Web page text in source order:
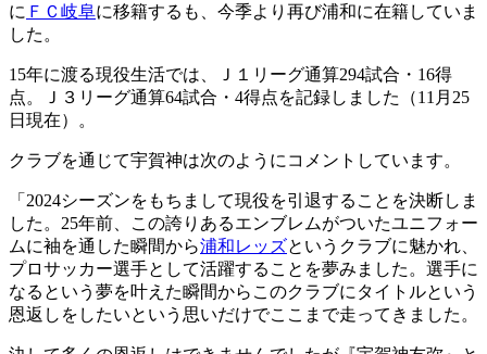
に ＦＣ岐阜に移籍するも、今季より再び浦和に在籍していま
した。
15年に渡る現役生活では、Ｊ１リーグ通算294試合・16得
点。Ｊ３リーグ通算64試合・4得点を記録しました（11月25
日現在）。
クラブを通じて宇賀神は次のようにコメントしています。
「2024シーズンをもちまして現役を引退することを決断しま
した。25年前、この誇りあるエンブレムがついたユニフォー
ムに袖を通した瞬間から浦和レッズというクラブに魅かれ、
プロサッカー選手として活躍することを夢みました。選手に
なるという夢を叶えた瞬間からこのクラブにタイトルという
恩返しをしたいという思いだけでここまで走ってきました。